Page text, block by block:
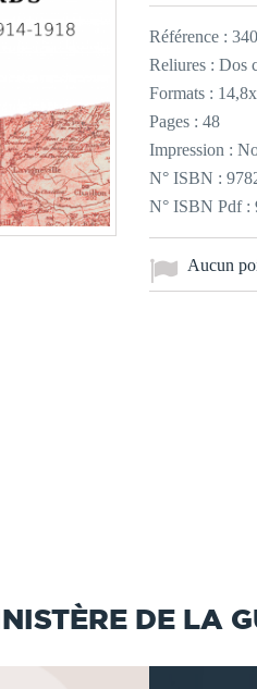
Référence :
Reliures : Dos
Formats :
Pages : 48
Impression :
N° ISBN :
N° ISBN Pdf :
Aucun
DE LA